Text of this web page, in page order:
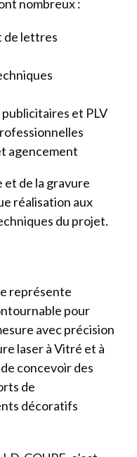
nombreux :
de lettres
et PLV
agencement
et de la gravure
réalisation aux
du projet.
représente
pour
avec précision
laser à Vitré et à
concevoir des
de
décoratifs